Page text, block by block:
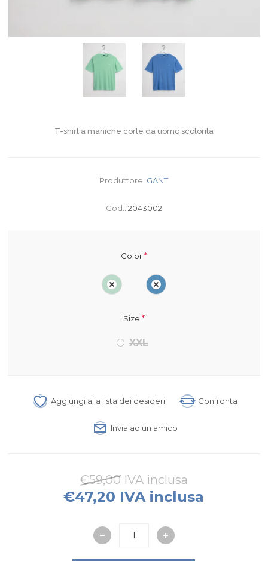
T-shirt a maniche corte da uomo scolorita
Produttore: GANT
Cod.: 2043002
Color*
Size *
XXL
Aggiungi alla lista dei desideri Confronta
Invia ad un amico
€59,00 IVA inclusa
€47,20 IVA inclusa